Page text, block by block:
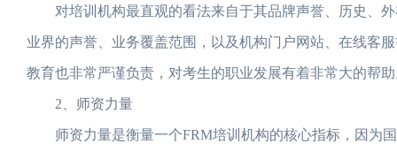
对培训机构最直观的看法来自于其品牌声誉、历史、外
业界的声誉、业务覆盖范围，以及机构门户网站、在线客
教育也非常严谨负责，对考生的职业发展有着非常大的帮
2、师资力量
师资力量是衡量一个FRM培训机构的核心指标，因为国